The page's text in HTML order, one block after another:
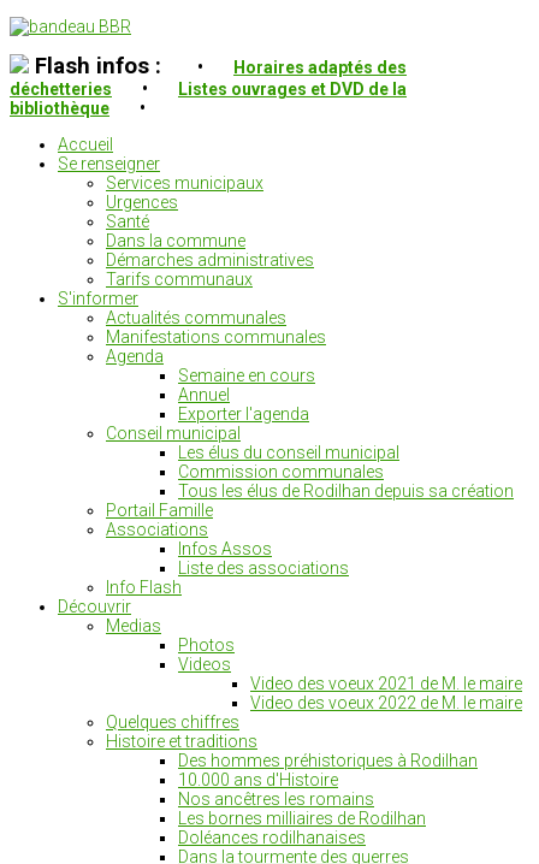
Flash infos : •
Horaires adaptés des
déchetteries
•
Listes ouvrages et DVD de la
bibliothèque
•
Accueil
Se renseigner
Services municipaux
Urgences
Santé
Dans la commune
Démarches administratives
Tarifs communaux
S'informer
Actualités communales
Manifestations communales
Agenda
Semaine en cours
Annuel
Exporter l'agenda
Conseil municipal
Les élus du conseil municipal
Commission communales
Tous les élus de Rodilhan depuis sa création
Portail Famille
Associations
Infos Assos
Liste des associations
Info Flash
Découvrir
Medias
Photos
Videos
Video des voeux 2021 de M. le maire
Video des voeux 2022 de M. le maire
Quelques chiffres
Histoire et traditions
Des hommes préhistoriques à Rodilhan
10.000 ans d'Histoire
Nos ancêtres les romains
Les bornes milliaires de Rodilhan
Doléances rodilhanaises
Dans la tourmente des guerres